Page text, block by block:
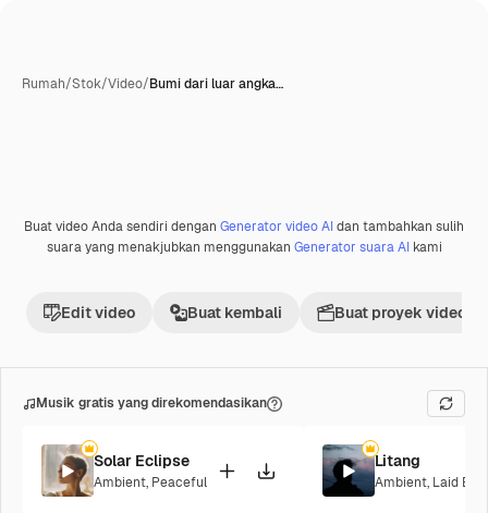
Rumah/Stok/Video/Bumi dari luar angka…
Buat video Anda sendiri dengan Generator video AIdan tambahkan sulih
suara yang menakjubkan menggunakan Generator suara AIkami
Edit video Buat kembali Buat proyek video
Musik gratis yang direkomendasikan
Solar Eclipse
Ambient, Peaceful
Litang
Ambient, Laid